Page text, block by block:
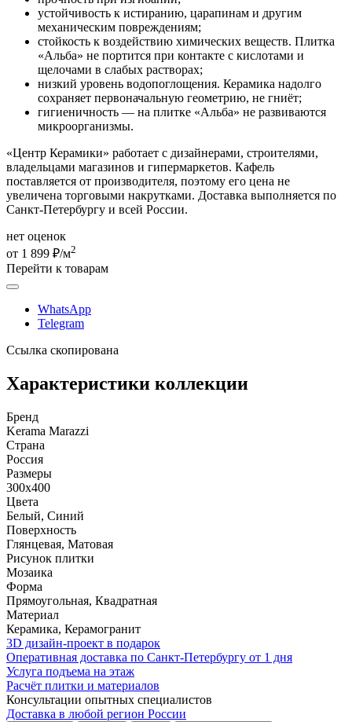
устойчивость к истиранию, царапинам и другим
механическим повреждениям;
стойкость к воздействию химических веществ. Плитка
«Альба» не портится при контакте с кислотами и
щелочами в слабых растворах;
низкий уровень водопоглощения. Керамика надолго
сохраняет первоначальную геометрию, не гниёт;
гигиеничность — на плитке «Альба» не развиваются
микроорганизмы.
«Центр Керамики» работает с дизайнерами, строителями,
владельцами магазинов и гипермаркетов. Кафель
поставляется от производителя, поэтому его цена не
увеличена торговыми накрутками. Доставка выполняется по
Санкт-Петербургу и всей России.
нет оценок
от 1 899 ₽/м2
Перейти к товарам
WhatsApp
Telegram
Ссылка скопирована
Характеристики коллекции
Бренд
Kerama Marazzi
Страна
Россия
Размеры
300x400
Цвета
Белый, Синий
Поверхность
Глянцевая, Матовая
Рисунок плитки
Мозаика
Форма
Прямоугольная, Квадратная
Материал
Керамика, Керамогранит
3D дизайн-проект в подарок
Оперативная доставка по Санкт-Петербургу от 1 дня
Услуга подъема на этаж
Расчёт плитки и материалов
Консультации опытных специалистов
Доставка в любой регион России